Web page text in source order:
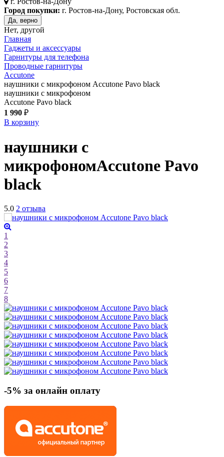
Город покупки: г. Ростов-на-Дону, Ростовская обл.
Да, верно
Нет, другой
Главная
Гаджеты и аксессуары
Гарнитуры для телефона
Проводные гарнитуры
Accutone
наушники с микрофоном Accutone Pavo black
наушники с микрофоном
Accutone Pavo black
1 990 ₽
В корзину
наушники с
микрофономAccutone Pavo
black
5.0 2 отзыва
1
2
3
4
5
6
7
8
-5% за онлайн оплату